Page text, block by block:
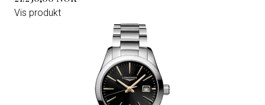
Vis produkt